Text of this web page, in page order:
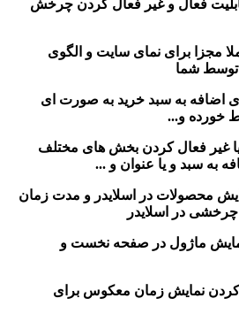
فعال و غیر فعال کردن چرخش
مجزا برای نمای سایت و الگوی
توسط شما
اضافه به سبد خرید به صورت ای
خورده و...
یا غیر فعال کردن بخش های مختلف
به سبد و یا عنوان و ...
محصولات در اسلایدر و مدت زمان
در اسلایدر
نمایش ماژول در صفحه نخست و
کردن نمایش زمان معکوس برای